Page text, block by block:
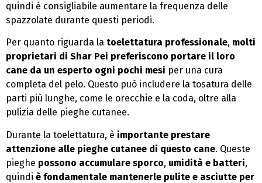
quindi è consigliabile aumentare la frequenza delle
spazzolate durante questi periodi.
Per quanto riguarda la toelettatura professionale, molti
proprietari di Shar Pei preferiscono portare il loro
cane da un esperto ogni pochi mesi per una cura
completa del pelo. Questo può includere la tosatura delle
parti più lunghe, come le orecchie e la coda, oltre alla
pulizia delle pieghe cutanee.
Durante la toelettatura, è importante prestare
attenzione alle pieghe cutanee di questo cane. Queste
pieghe possono accumulare sporco, umidità e batteri,
quindi è fondamentale mantenerle pulite e asciutte per